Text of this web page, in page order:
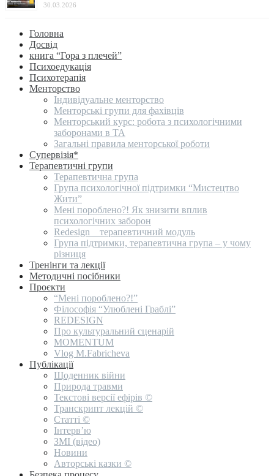
30.03.2026
Головна
Досвід
книга “Гора з плечей”
Психоедукація
Психотерапія
Менторство
Індивідуальне менторство
Менторські групи для фахівців
Менторський курс: робота з психологічними
заборонами в ТА
Загальні правила менторської роботи
Супервізія*
Терапевтичні групи
Терапевтична група
Група психологічної підтримки “Мистецтво
Жити”
Мені пороблено?! Як знизити вплив
психологічних заборон
Redesign _ терапевтичний модуль
Група підтримки, терапевтична група – у чому
різниця
Тренінги та лекції
Методичні посібники
Проєкти
“Мені пороблено?!”
Філософія “Улюблені Граблі”
REDESIGN
Про культуральний сценарій
MOMENTUM
Vlog M.Fabricheva
Публікації
Щоденник війни
Природа травми
Текстові версії ефірів ©
Транскрипт лекцій ©
Статті ©
Інтерв’ю
ЗМІ (відео)
Новини
Авторські казки ©